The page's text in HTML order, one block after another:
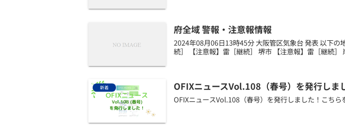
府全域 警報・注意報情報
2024年08月06日13時45分 大阪管区気象台 発表 以下
続］ 【注意報】雷［継続］ 堺市 【注意報】雷［継続
新着 OFIXニュースVol.108（春号）を発行しま
OFIXニュースVol.108（春号）を発行しました！こちら